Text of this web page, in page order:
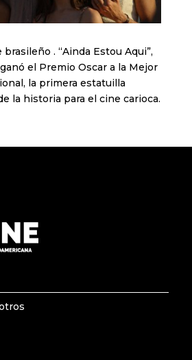
. “Ainda Estou Aqui”,
el Premio Oscar a la Mejor
la primera estatuilla
la historia para el cine carioca.